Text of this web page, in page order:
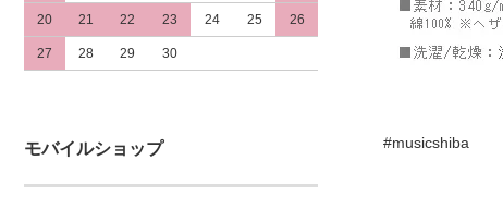
20 21 22 23 24 25 26
27 28 29 30
モバイルショップ #musicshiba